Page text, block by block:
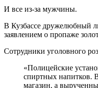
И все из-за мужчины.
В Кузбассе дружелюбный
заявлением о пропаже
Сотрудники уголовного
«Полицейские
спиртных напитков.
магазин, а